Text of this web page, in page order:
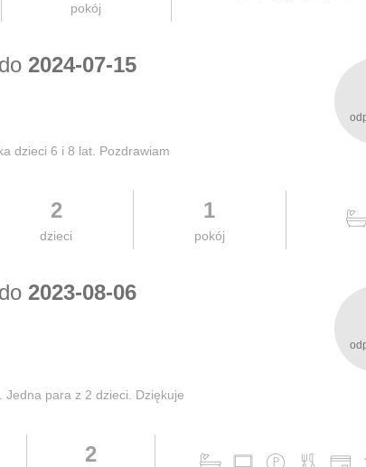
pokój
do 2024-07-15
dzieci 6 i 8 lat. Pozdrawiam
2
dzieci
1
pokój
2023-08-06
para z 2 dzieci. Dziękuje
2